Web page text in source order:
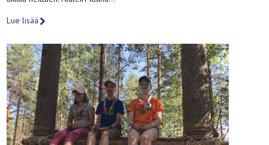
Lue lisää